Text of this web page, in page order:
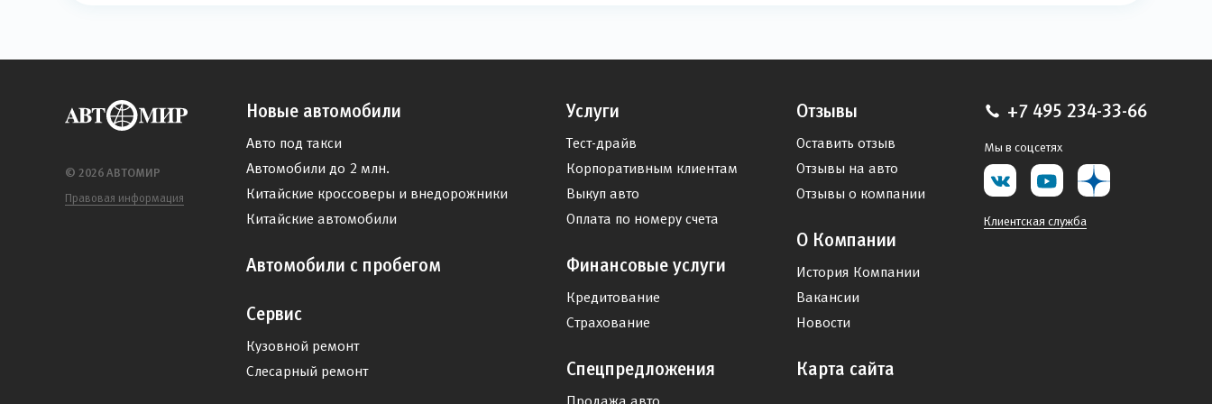
© 2026 АВТОМИР
Правовая информация
Новые автомобили
Авто под такси
Автомобили до 2 млн.
Китайские кроссоверы и внедорожники
Китайские автомобили
Автомобили с пробегом
Сервис
Кузовной ремонт
Слесарный ремонт
Услуги
Тест-драйв
Корпоративным клиентам
Выкуп авто
Оплата по номеру счета
Финансовые услуги
Кредитование
Страхование
Спецпредложения
Продажа авто
Отзывы
Оставить отзыв
Отзывы на авто
Отзывы о компании
О Компании
История Компании
Вакансии
Новости
Карта сайта
+7 495 234-33-66
Мы в соцсетях
Клиентская служба